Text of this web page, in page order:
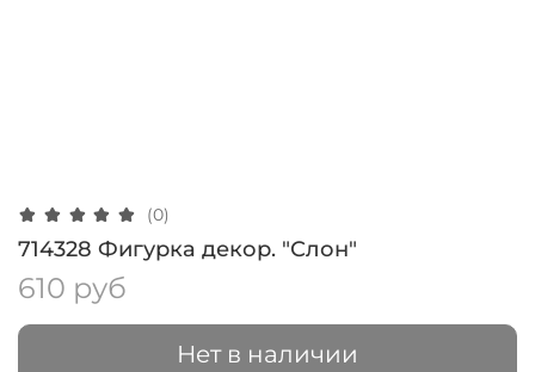
(0)
714328 Фигурка декор. "Слон"
610 руб
Нет в наличии